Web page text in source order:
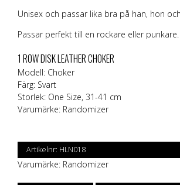
Unisex och passar lika bra på han, hon
Passar perfekt till en rockare eller punkare.
1 ROW DISK LEATHER CHOKER
Modell: Choker
Färg: Svart
Storlek: One Size, 31-41 cm
Varumärke: Randomizer
Artikelnr: HLN018
Varumärke: Randomizer